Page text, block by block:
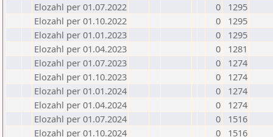
Elozahl per 01.07.2022
0
1295
Elozahl per 01.10.2022
0
1295
Elozahl per 01.01.2023
0
1295
Elozahl per 01.04.2023
0
1281
Elozahl per 01.07.2023
0
1274
Elozahl per 01.10.2023
0
1274
Elozahl per 01.01.2024
0
1274
Elozahl per 01.04.2024
0
1274
Elozahl per 01.07.2024
0
1516
Elozahl per 01.10.2024
0
1516